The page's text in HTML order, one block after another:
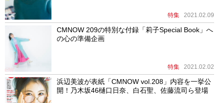
特集 2021.02.09
CMNOW 209の特別な付録「莉子Special Book」へ
の心の準備企画
特集 2021.02.02
浜辺美波が表紙「CMNOW vol.208」内容を一挙公
開！乃木坂46樋口日奈、白石聖、佐藤流司ら登場